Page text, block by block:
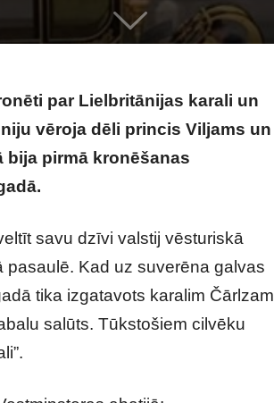
par Lielbritānijas karali un
vēroja dēli princis Viljams un
bija pirmā kronēšanas
savu dzīvi valstij vēsturiskā
pasaulē. Kad uz suverēna galvas
tika izgatavots karalim Čārlzam
salūts. Tūkstošiem cilvēku